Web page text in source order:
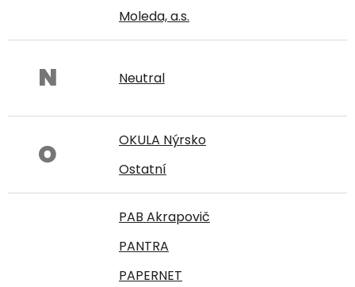
Moleda, a.s.
N Neutral
O
OKULA Nýrsko
Ostatní
PAB Akrapovič
PANTRA
PAPERNET